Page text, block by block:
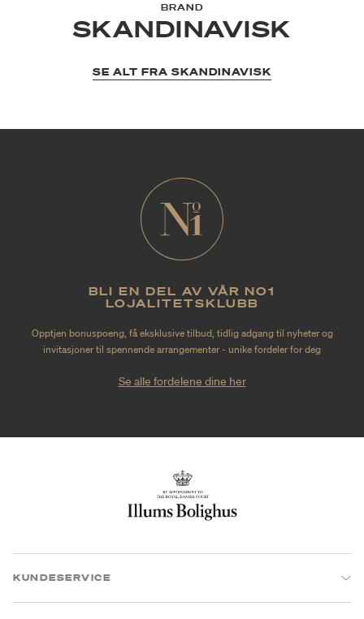
BRAND
SKANDINAVISK
SE ALT FRA SKANDINAVISK
BLI EN DEL AV VÅR NO1
LOJALITETSKLUBB
Opptjen bonuspoeng, få eksklusive tilbud, tidlig adgang til nyheter og
invitasjoner til spennende arrangementer - unike fordeler for deg
Se alle fordelene dine her
KUNDESERVICE